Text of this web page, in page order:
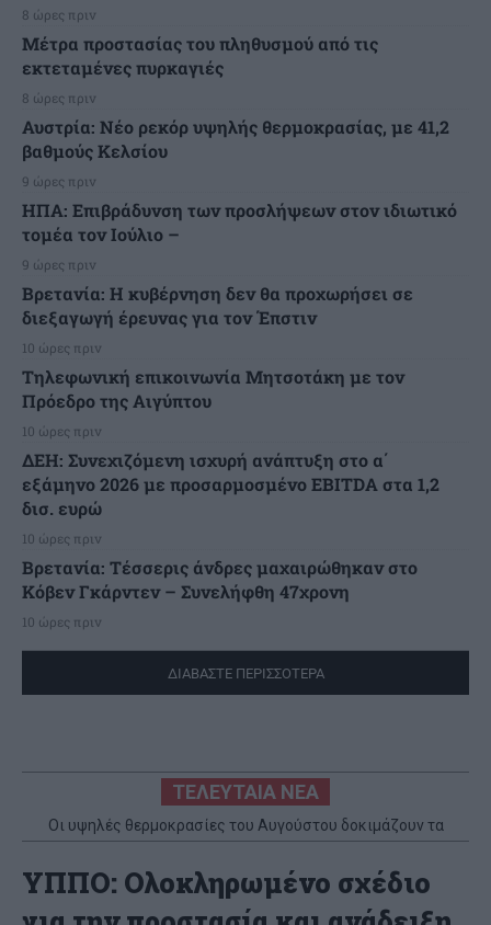
8 ώρες πριν
Μέτρα προστασίας του πληθυσμού από τις
εκτεταμένες πυρκαγιές
8 ώρες πριν
Αυστρία: Νέο ρεκόρ υψηλής θερμοκρασίας, με 41,2
βαθμούς Κελσίου
9 ώρες πριν
ΗΠΑ: Επιβράδυνση των προσλήψεων στον ιδιωτικό
τομέα τον Ιούλιο –
9 ώρες πριν
Βρετανία: Η κυβέρνηση δεν θα προχωρήσει σε
διεξαγωγή έρευνας για τον Έπστιν
10 ώρες πριν
Τηλεφωνική επικοινωνία Μητσοτάκη με τον
Πρόεδρο της Αιγύπτου
10 ώρες πριν
ΔΕΗ: Συνεχιζόμενη ισχυρή ανάπτυξη στο α΄
εξάμηνο 2026 με προσαρμοσμένο EBITDA στα 1,2
δισ. ευρώ
10 ώρες πριν
Βρετανία: Τέσσερις άνδρες μαχαιρώθηκαν στο
Κόβεν Γκάρντεν – Συνελήφθη 47χρονη
10 ώρες πριν
ΔΙΑΒΑΣΤΕ ΠΕΡΙΣΣΟΤΕΡΑ